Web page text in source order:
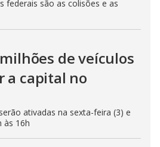
federais são as colisões e as
de veículos
a capital no
ativadas na sexta-feira (3) e
às 16h